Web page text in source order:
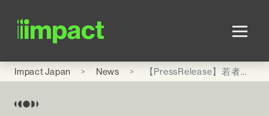
Impact Japan News 【PressRelease】若者の学びの機会を支援する3団体に、2022年度前期分寄付を実施【LES】